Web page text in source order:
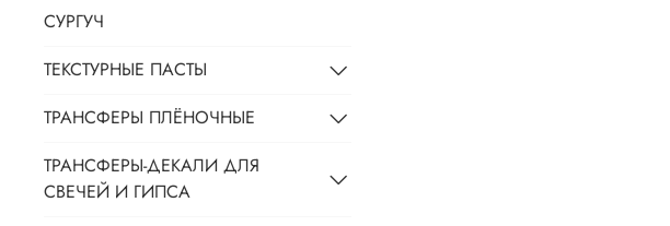
СУРГУЧ
ТЕКСТУРНЫЕ ПАСТЫ
ТРАНСФЕРЫ ПЛЁНОЧНЫЕ
ТРАНСФЕРЫ-ДЕКАЛИ ДЛЯ
СВЕЧЕЙ И ГИПСА